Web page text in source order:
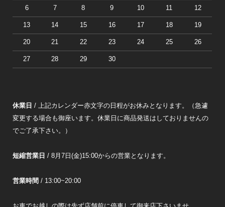
6 7 8 9 10 11 12
13 14 15 16 17 18 19
20 21 22 23 24 25 26
27 28 29 30
休業日 / 上記カレンダー赤文字の日程がお休みとなります。（急遽
変更する場合も御座います。休業日に商品発送はしておりませんの
でご了承下さい。）
短縮営業日 / 8月7日(金)15:00からの営業となります。
営業時間 / 13:00~20:00